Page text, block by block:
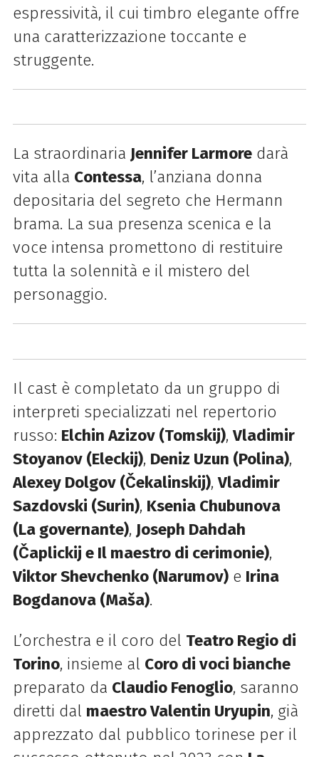
espressività, il cui timbro elegante offre
una caratterizzazione toccante e
struggente.
La straordinaria Jennifer Larmoredarà
vita alla Contessa, l’anziana donna
depositaria del segreto che Hermann
brama. La sua presenza scenica e la
voce intensa promettono di restituire
tutta la solennità e il mistero del
personaggio.
Il cast è completato da un gruppo di
interpreti specializzati nel repertorio
russo: Elchin Azizov (Tomskij),Vladimir
Stoyanov (Eleckij), Deniz Uzun (Polina),
Alexey Dolgov (Čekalinskij),Vladimir
Sazdovski (Surin), Ksenia Chubunova
(La governante), Joseph Dahdah
(Čaplickij e Il maestro di cerimonie),
Viktor Shevchenko (Narumov)e Irina
Bogdanova (Maša).
L’orchestra e il coro del Teatro Regio di
Torino, insieme al Coro di voci bianche
preparato da Claudio Fenoglio, saranno
diretti dal maestro Valentin Uryupin, già
apprezzato dal pubblico torinese per il